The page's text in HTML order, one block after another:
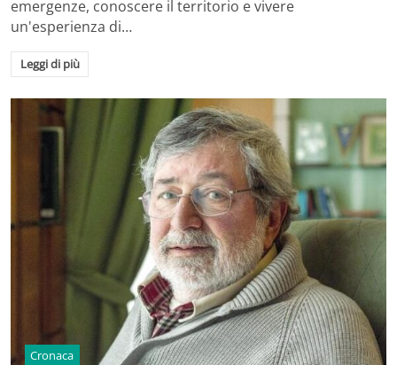
emergenze, conoscere il territorio e vivere
un'esperienza di…
Leggi di più
Cronaca